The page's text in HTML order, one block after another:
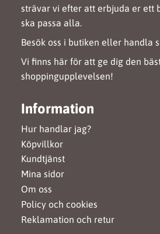
strävar vi efter att erbjuda er ett
ska passa alla.
Besök oss i butiken eller handla
Vi finns här för att ge dig den
shoppingupplevelsen!
Information
Hur handlar jag?
Köpvillkor
Kundtjänst
Mina sidor
Om oss
Policy och cookies
Reklamation och retur